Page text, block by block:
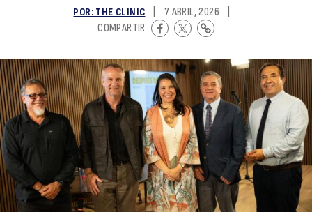
POR: THE CLINIC 7 ABRIL, 2026
COMPARTIR